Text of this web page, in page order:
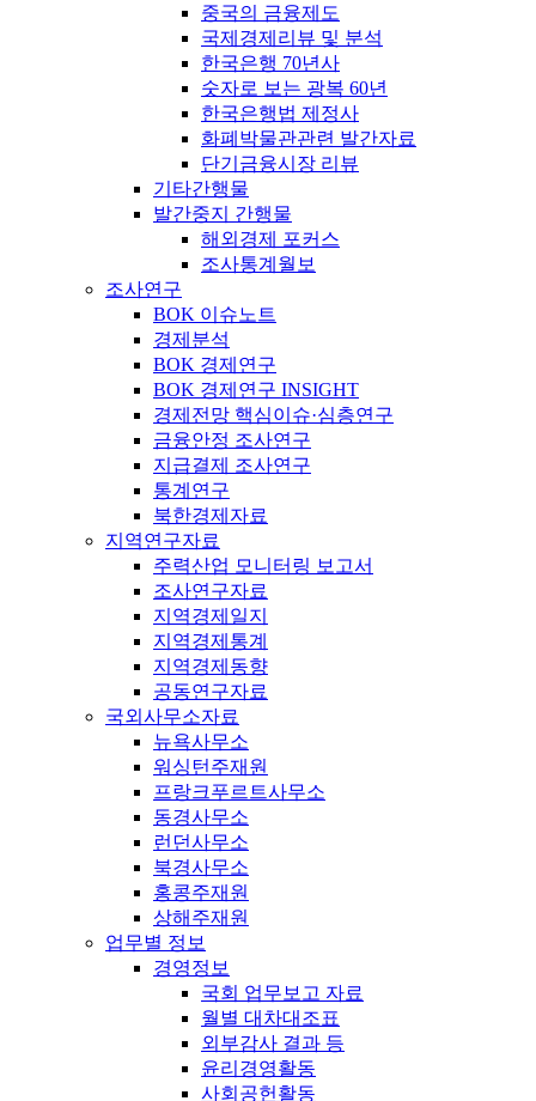
중국의 금융제도
국제경제리뷰 및 분석
한국은행 70년사
숫자로 보는 광복 60년
한국은행법 제정사
화폐박물관관련 발간자료
단기금융시장 리뷰
기타간행물
발간중지 간행물
해외경제 포커스
조사통계월보
조사연구
BOK 이슈노트
경제분석
BOK 경제연구
BOK 경제연구 INSIGHT
경제전망 핵심이슈·심층연구
금융안정 조사연구
지급결제 조사연구
통계연구
북한경제자료
지역연구자료
주력산업 모니터링 보고서
조사연구자료
지역경제일지
지역경제통계
지역경제동향
공동연구자료
국외사무소자료
뉴욕사무소
워싱턴주재원
프랑크푸르트사무소
동경사무소
런던사무소
북경사무소
홍콩주재원
상해주재원
업무별 정보
경영정보
국회 업무보고 자료
월별 대차대조표
외부감사 결과 등
윤리경영활동
사회공헌활동